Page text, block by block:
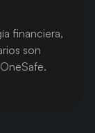
financiera,
son